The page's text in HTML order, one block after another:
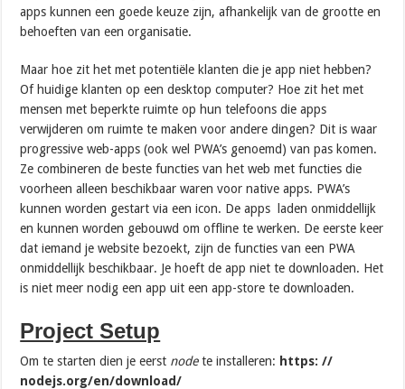
apps kunnen een goede keuze zijn, afhankelijk van de grootte en
behoeften van een organisatie.
Maar hoe zit het met potentiële klanten die je app niet hebben?
Of huidige klanten op een desktop computer? Hoe zit het met
mensen met beperkte ruimte op hun telefoons die apps
verwijderen om ruimte te maken voor andere dingen? Dit is waar
progressive web-apps (ook wel PWA’s genoemd) van pas komen.
Ze combineren de beste functies van het web met functies die
voorheen alleen beschikbaar waren voor native apps. PWA’s
kunnen worden gestart via een icon. De apps laden onmiddellijk
en kunnen worden gebouwd om offline te werken. De eerste keer
dat iemand je website bezoekt, zijn de functies van een PWA
onmiddellijk beschikbaar. Je hoeft de app niet te downloaden. Het
is niet meer nodig een app uit een app-store te downloaden.
Project Setup
Om te starten dien je eerst nodete installeren: https: //
nodejs.org/en/download/